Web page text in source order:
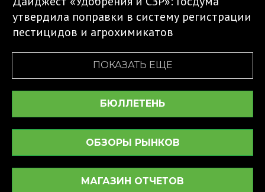
утвердила поправки в систему регистрации
пестицидов и агрохимикатов
ПОКАЗАТЬ ЕЩЕ
БЮЛЛЕТЕНЬ
ОБЗОРЫ РЫНКОВ
МАГАЗИН ОТЧЕТОВ